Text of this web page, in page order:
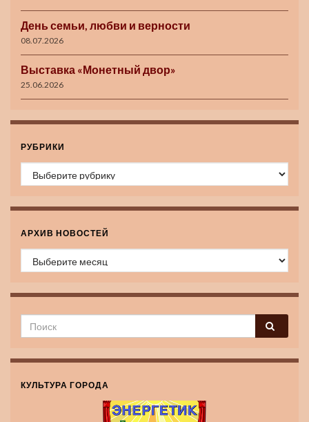
День семьи, любви и верности
08.07.2026
Выставка «Монетный двор»
25.06.2026
РУБРИКИ
Рубрики
АРХИВ НОВОСТЕЙ
Архив новостей
КУЛЬТУРА ГОРОДА